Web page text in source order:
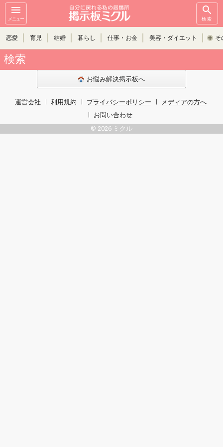
メニュー 検索
恋愛 育児 結婚 暮らし 仕事・お金 美容・ダイエット そ
検索
お悩み解決掲示板へ
運営会社 利用規約 プライバシーポリシー
メディアの方へ
お問い合わせ
© 2026 ミクル